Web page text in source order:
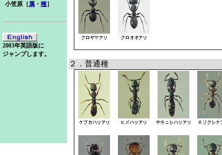
小笠原［属 ・ 種］
2003年英語版に
ジャンプします。
２．普通種